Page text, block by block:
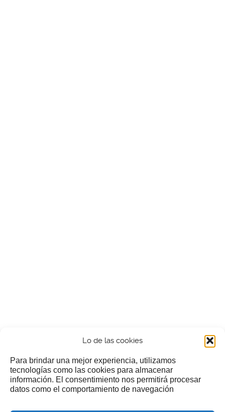
Lo de las cookies
Para brindar una mejor experiencia, utilizamos
tecnologías como las cookies para almacenar
información. El consentimiento nos permitirá procesar
datos como el comportamiento de navegación
¿Nos invitas a un cafecillo?